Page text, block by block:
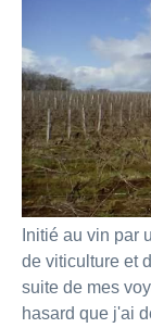
Initié au vin par
de viticulture et
suite de mes
hasard que j'ai